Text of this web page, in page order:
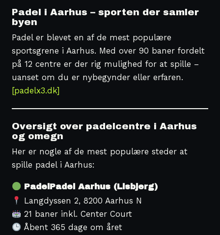
Padel i Aarhus – sporten der samler
byen
Padel er blevet en af de mest populære
sportsgrene i Aarhus. Med over 90 baner fordelt
på 12 centre er der rig mulighed for at spille –
uanset om du er nybegynder eller erfaren.
[padelx3.dk]
Oversigt over padelcentre i Aarhus
og omegn
Her er nogle af de mest populære steder at
spille padel i Aarhus:
PadelPadel Aarhus (Lisbjerg)
Langdyssen 2, 8200 Aarhus N
21 baner inkl. Center Court
Åbent 365 dage om året